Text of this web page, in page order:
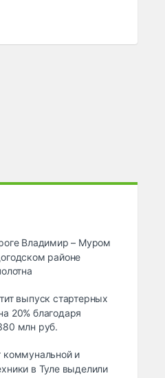
Владимир – Муром
районе
выпуск стартерных
20% благодаря
млн руб.
коммунальной и
в Туле выделили